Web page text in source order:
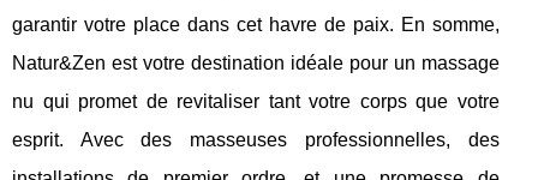
garantir votre place dans cet havre de paix. En somme,
Natur&Zen est votre destination idéale pour un massage
nu qui promet de revitaliser tant votre corps que votre
esprit. Avec des masseuses professionnelles, des